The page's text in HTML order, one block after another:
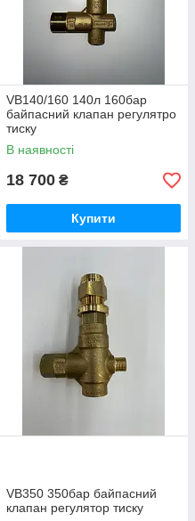
VB140/160 140л 160бар
байпасний клапан регулятро
тиску
В наявності
18 700 ₴
Купити
VB350 350бар байпасний
клапан регулятор тиску